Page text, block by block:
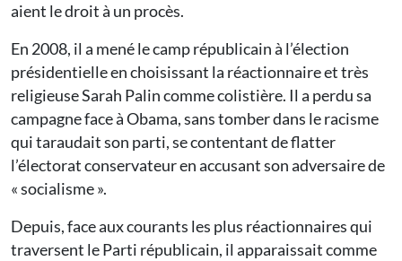
aient le droit à un procès.
En 2008, il a mené le camp républicain à l’élection
présidentielle en choisissant la réactionnaire et très
religieuse Sarah Palin comme colistière. Il a perdu sa
campagne face à Obama, sans tomber dans le racisme
qui taraudait son parti, se contentant de flatter
l’électorat conservateur en accusant son adversaire de
« socialisme ».
Depuis, face aux courants les plus réactionnaires qui
traversent le Parti républicain, il apparaissait comme